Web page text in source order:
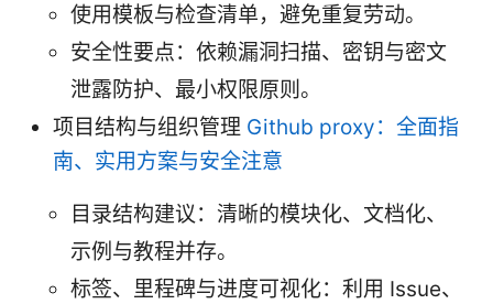
使用模板与检查清单，避免重复劳动。
安全性要点：依赖漏洞扫描、密钥与密文
泄露防护、最小权限原则。
项目结构与组织管理 Github proxy：全面指
南、实用方案与安全注意
目录结构建议：清晰的模块化、文档化、
示例与教程并存。
标签、里程碑与进度可视化：利用 Issue、